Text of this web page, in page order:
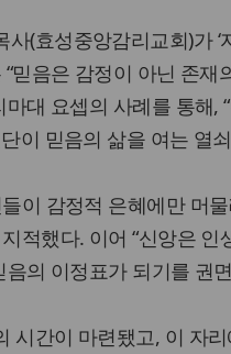
(효성중앙감리교회)가 ‘
믿음은 감정이 아닌 존
대 요셉의 사례를 통해,
이 믿음의 삶을 여는 열
이 감정적 은혜에만 머
적했다. 이어 “신앙은
의 이정표가 되기를 권
시간이 마련됐고, 이 자